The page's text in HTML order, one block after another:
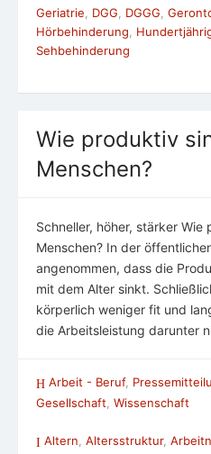
Geriatrie
DGG DGGG
Hörbehinderung
Sehbehinderung
Wie produktiv
Menschen?
Schneller, höher, stärker
Menschen? In der
angenommen, dass die
mit dem Alter sinkt.
körperlich weniger fit und
die Arbeitsleistung darunter
Arbeit - Beruf,
Gesellschaft Wissenschaft
Altern Altersstruktur,